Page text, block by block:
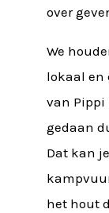
over
We
lokaal en
van Pippi
gedaan
Dat kan
het hout